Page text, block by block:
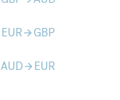
EURarrow_forward GBP
AUDarrow_forward EUR